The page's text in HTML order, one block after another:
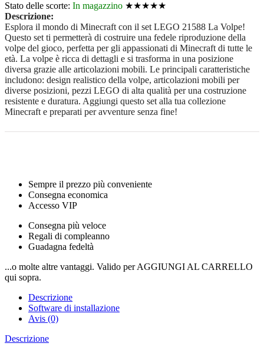
Stato delle scorte: In magazzino ★★★★★
Descrizione:
Esplora il mondo di Minecraft con il set LEGO 21588 La Volpe!
Questo set ti permetterà di costruire una fedele riproduzione della
volpe del gioco, perfetta per gli appassionati di Minecraft di tutte le
età. La volpe è ricca di dettagli e si trasforma in una posizione
diversa grazie alle articolazioni mobili. Le principali caratteristiche
includono: design realistico della volpe, articolazioni mobili per
diverse posizioni, pezzi LEGO di alta qualità per una costruzione
resistente e duratura. Aggiungi questo set alla tua collezione
Minecraft e preparati per avventure senza fine!
Sempre il prezzo più conveniente
Consegna economica
Accesso VIP
Consegna più veloce
Regali di compleanno
Guadagna fedeltà
...o molte altre vantaggi. Valido per AGGIUNGI AL CARRELLO
qui sopra.
Descrizione
Software di installazione
Avis (0)
Descrizione